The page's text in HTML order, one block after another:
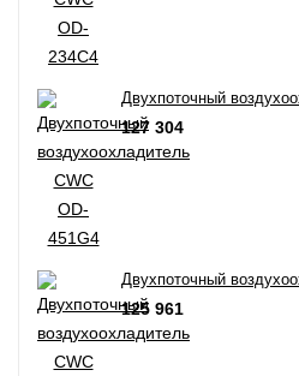
Двухпоточный
127 304
Двухпоточный
125 961